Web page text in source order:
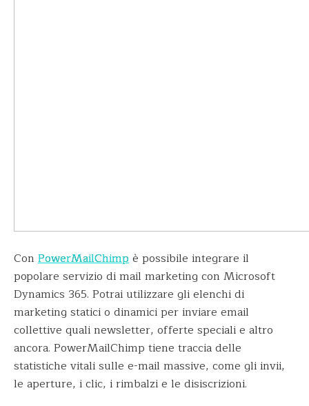
Con PowerMailChimpè possibile integrare il
popolare servizio di mail marketing con Microsoft
Dynamics 365. Potrai utilizzare gli elenchi di
marketing statici o dinamici per inviare email
collettive quali newsletter, offerte speciali e altro
ancora. PowerMailChimp tiene traccia delle
statistiche vitali sulle e-mail massive, come gli invii,
le aperture, i clic, i rimbalzi e le disiscrizioni.